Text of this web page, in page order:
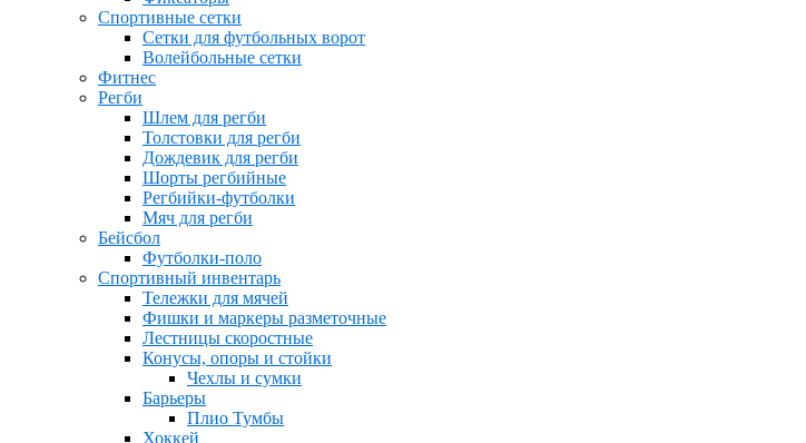
Спортивные сетки
Сетки для футбольных ворот
Волейбольные сетки
Фитнес
Регби
Шлем для регби
Толстовки для регби
Дождевик для регби
Шорты регбийные
Регбийки-футболки
Мяч для регби
Бейсбол
Футболки-поло
Спортивный инвентарь
Тележки для мячей
Фишки и маркеры разметочные
Лестницы скоростные
Конусы, опоры и стойки
Чехлы и сумки
Барьеры
Плио Тумбы
Хоккей